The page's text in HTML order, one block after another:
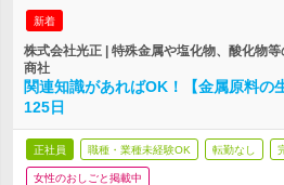
新着
株式会社光正 | 特殊金属や塩化物、酸化物
商社
関連知識があればOK！【金属原料の
125日
正社員 職種・業種未経験OK 転勤なし
女性のおしごと掲載中